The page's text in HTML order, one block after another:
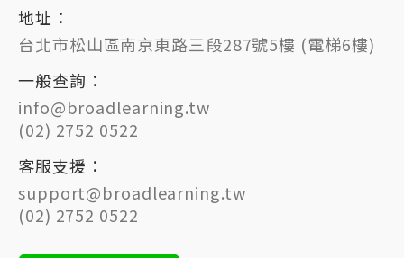
地址：
台北市松山區南京東路三段287號5樓 (電梯6樓)
一般查詢：
info@broadlearning.tw
(02) 2752 0522
客服支援：
support@broadlearning.tw
(02) 2752 0522